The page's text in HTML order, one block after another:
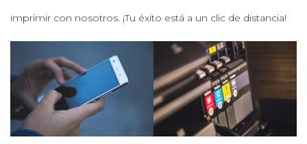
imprimir con nosotros. ¡Tu éxito está a un clic de distancia!